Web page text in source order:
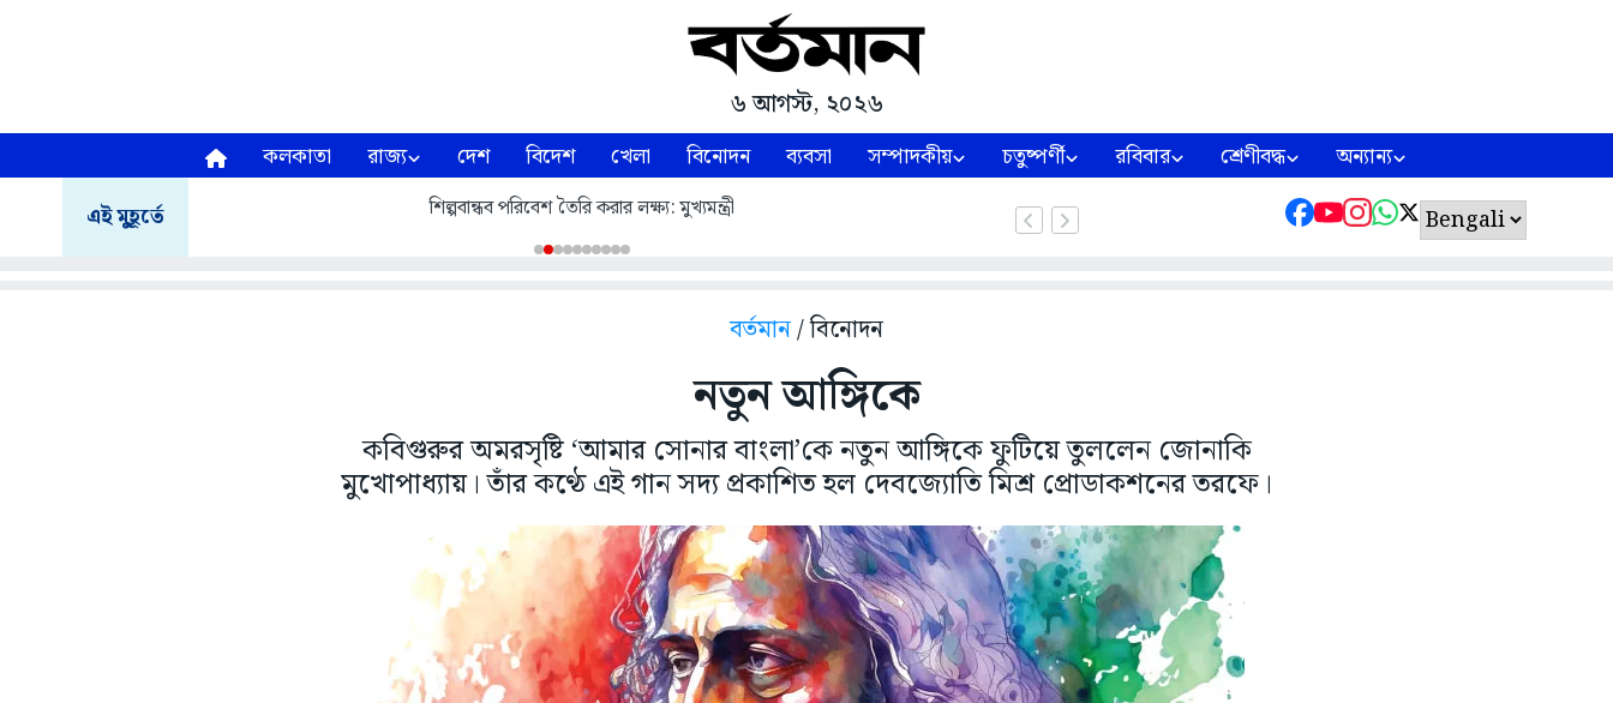
৬ আগস্ট, ২০২৬
কলকাতা রাজ্য দেশ বিদেশ খেলা বিনোদন ব্যবসা সম্পাদকীয় চতুষ্পর্ণী রবিবার শ্রেণীবদ্ধ অন্যান্য
এই মুহূর্তে শিল্পবান্ধব পরিবেশ তৈরি করার লক্ষ্য: মুখ্যমন্ত্রী
বর্তমান/ বিনোদন
নতুন আঙ্গিকে
কবিগুরুর অমরসৃষ্টি ‘আমার সোনার বাংলা’কে নতুন আঙ্গিকে ফুটিয়ে তুললেন জোনাকি
মুখোপাধ্যায়। তাঁর কণ্ঠে এই গান সদ্য প্রকাশিত হল দেবজ্যোতি মিশ্র প্রোডাকশনের তরফে।